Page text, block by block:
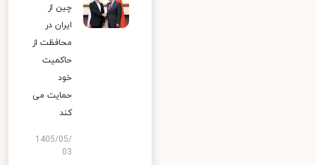
چین از
ایران در
محافظت از
حاکمیت
خود
حمایت می
کند
1405/05/
03